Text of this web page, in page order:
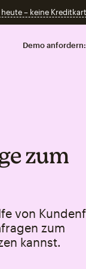
– keine
Demo anfordern:
zum
von
zum
kannst.